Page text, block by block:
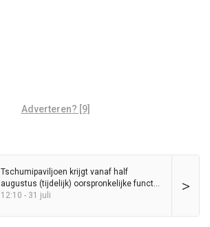
Adverteren? [9]
>
Tschumipaviljoen krijgt vanaf half
augustus (tijdelijk) oorspronkelijke functie
als ‘videogalerie’ terug, bezoekers mogen
12:10 - 31 juli